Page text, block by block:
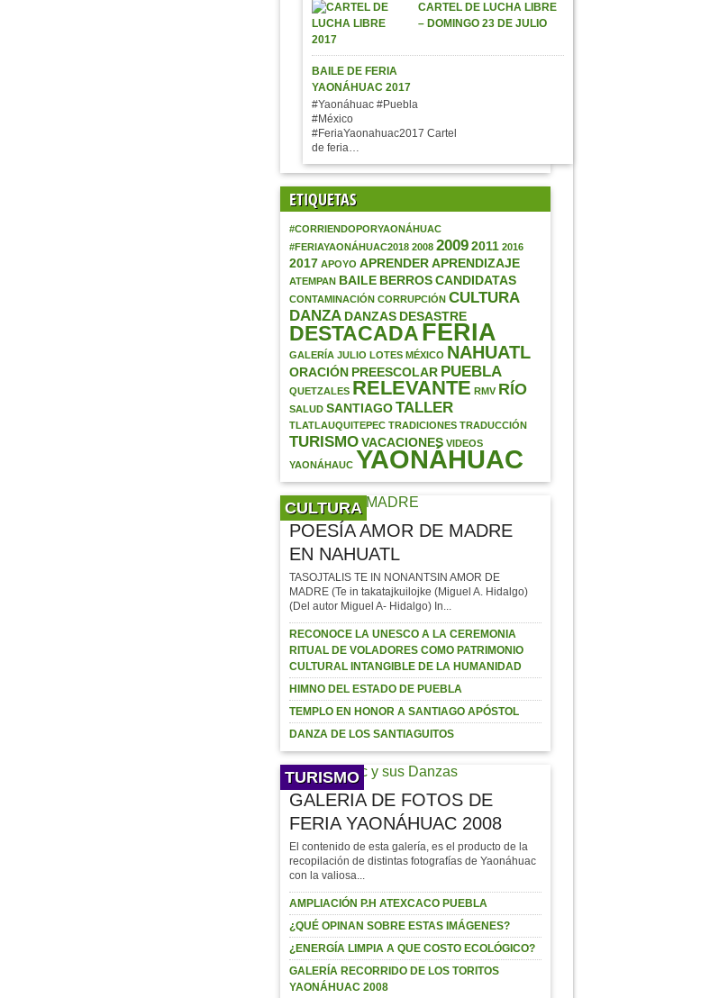
CARTEL DE LUCHA LIBRE
– DOMINGO 23 DE JULIO
BAILE DE FERIA
YAONÁHUAC 2017
#Yaonáhuac #Puebla
#México
#FeriaYaonahuac2017 Cartel
de feria…
ETIQUETAS
#CORRIENDOPORYAONÁHUAC
#FERIAYAONÁHUAC2018 2008 20092011 2016
2017 APOYO APRENDERAPRENDIZAJE
ATEMPAN BAILE BERROSCANDIDATAS
CONTAMINACIÓN CORRUPCIÓN CULTURA
DANZA DANZAS DESASTRE
DESTACADAFERIA
GALERÍA JULIO LOTES MÉXICO NAHUATL
ORACIÓN PREESCOLAR PUEBLA
QUETZALES RELEVANTE RMV RÍO
SALUD SANTIAGOTALLER
TLATLAUQUITEPEC TRADICIONES TRADUCCIÓN
TURISMOVACACIONES VIDEOS
YAONÁHAUC YAONÁHUAC
CULTURA
POESÍA AMOR DE MADRE
EN NAHUATL
TASOJTALIS TE IN NONANTSIN AMOR DE
MADRE (Te in takatajkuilojke (Miguel A. Hidalgo)
(Del autor Miguel A- Hidalgo) In...
RECONOCE LA UNESCO A LA CEREMONIA
RITUAL DE VOLADORES COMO PATRIMONIO
CULTURAL INTANGIBLE DE LA HUMANIDAD
HIMNO DEL ESTADO DE PUEBLA
TEMPLO EN HONOR A SANTIAGO APÓSTOL
DANZA DE LOS SANTIAGUITOS
TURISMO
GALERIA DE FOTOS DE
FERIA YAONÁHUAC 2008
El contenido de esta galería, es el producto de la
recopilación de distintas fotografías de Yaonáhuac
con la valiosa...
AMPLIACIÓN P.H ATEXCACO PUEBLA
¿QUÉ OPINAN SOBRE ESTAS IMÁGENES?
¿ENERGÍA LIMPIA A QUE COSTO ECOLÓGICO?
GALERÍA RECORRIDO DE LOS TORITOS
YAONÁHUAC 2008